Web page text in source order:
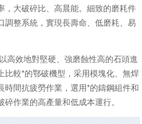
，大破碎比、高晨能。細致的磨耗件
調整系統，實現長壽命、低磨耗、易
效地對堅硬、強磨蝕性高的石頭進
比較*的鄂破機型，采用模塊化、無焊
時間抗疲勞作業，選用*的鑄鋼組件和
作業的高產量和低成本運行。